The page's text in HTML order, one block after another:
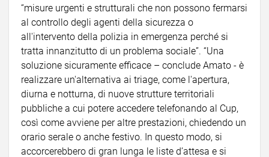
“misure urgenti e strutturali che non possono fermarsi
al controllo degli agenti della sicurezza o
all'intervento della polizia in emergenza perché si
tratta innanzitutto di un problema sociale”. “Una
soluzione sicuramente efficace – conclude Amato - è
realizzare un'alternativa ai triage, come l'apertura,
diurna e notturna, di nuove strutture territoriali
pubbliche a cui potere accedere telefonando al Cup,
così come avviene per altre prestazioni, chiedendo un
orario serale o anche festivo. In questo modo, si
accorcerebbero di gran lunga le liste d’attesa e si